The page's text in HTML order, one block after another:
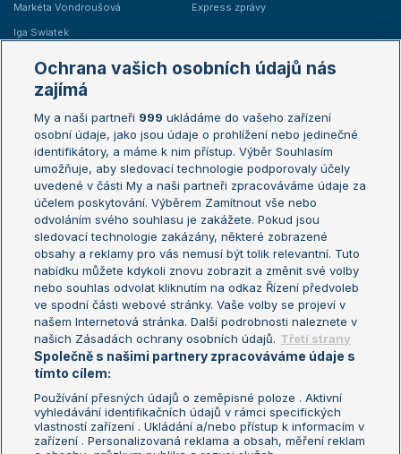
Markéta Vondroušová
Iga Swiatek
Express zprávy
Žebříčky
Žebříček ATP (muži)
Žebříček WTA (ženy)
Sázkařský žebříček
Australian Open
French Open
Wimbledon
US Open
Turnaj mistrů
Turnaj mistryň
Aktualní trendy
Fotbalové přestupy
Livesport Daily
LS Prague Open
Podmínky užití
Nastavení soukromí
GDPR a žurnalistika
Reklama
Ochrana vašich osobních údajů nás
zajímá
My a naši partneři 999 ukládáme do vašeho zařízení
osobní údaje, jako jsou údaje o prohlížení nebo jedinečné
identifikátory, a máme k nim přístup. Výběr Souhlasím
umožňuje, aby sledovací technologie podporovaly účely
uvedené v části My a naši partneři zpracováváme údaje za
účelem poskytování. Výběrem Zamítnout vše nebo
odvoláním svého souhlasu je zakážete. Pokud jsou
sledovací technologie zakázány, některé zobrazené
obsahy a reklamy pro vás nemusí být tolik relevantní. Tuto
nabídku můžete kdykoli znovu zobrazit a změnit své volby
nebo souhlas odvolat kliknutím na odkaz Řízení předvoleb
ve spodní části webové stránky. Vaše volby se projeví v
našem Internetová stránka. Další podrobnosti naleznete v
našich Zásadách ochrany osobních údajů. Třetí strany
Společně s našimi partnery zpracováváme údaje s
tímto cílem:
Používání přesných údajů o zeměpisné poloze . Aktivní
vyhledávání identifikačních údajů v rámci specifických
vlastností zařízení . Ukládání a/nebo přístup k informacím v
zařízení . Personalizovaná reklama a obsah, měření reklam